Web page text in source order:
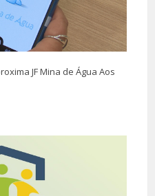
JF Mina de Água Aos